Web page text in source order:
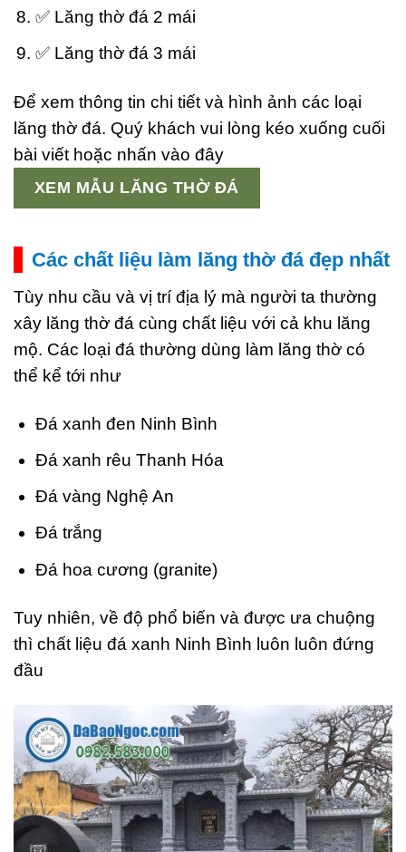
✅ Lăng thờ đá 2 mái
✅ Lăng thờ đá 3 mái
Để xem thông tin chi tiết và hình ảnh các loại
lăng thờ đá. Quý khách vui lòng kéo xuống cuối
bài viết hoặc nhấn vào đây
XEM MẪU LĂNG THỜ ĐÁ
Các chất liệu làm lăng thờ đá đẹp nhất
Tùy nhu cầu và vị trí địa lý mà người ta thường
xây lăng thờ đá cùng chất liệu với cả khu lăng
mộ. Các loại đá thường dùng làm lăng thờ có
thể kể tới như
Đá xanh đen Ninh Bình
Đá xanh rêu Thanh Hóa
Đá vàng Nghệ An
Đá trắng
Đá hoa cương (granite)
Tuy nhiên, về độ phổ biến và được ưa chuộng
thì chất liệu đá xanh Ninh Bình luôn luôn đứng
đầu